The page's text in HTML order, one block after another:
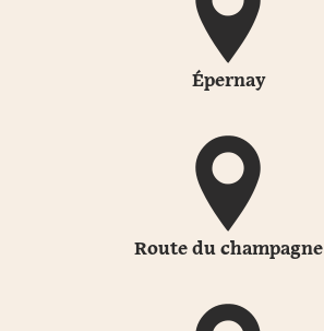
Épernay
Route du champagne